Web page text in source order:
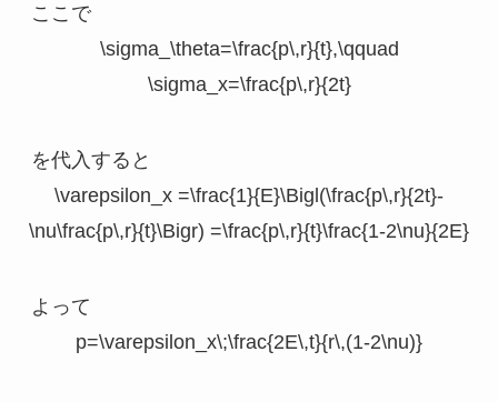
ここで
\sigma_\theta=\frac{p\,r}{t},\qquad
\sigma_x=\frac{p\,r}{2t}
を代入すると
\varepsilon_x =\frac{1}{E}\Bigl(\frac{p\,r}{2t}-
\nu\frac{p\,r}{t}\Bigr) =\frac{p\,r}{t}\frac{1-2\nu}{2E}
よって
p=\varepsilon_x\;\frac{2E\,t}{r\,(1-2\nu)}